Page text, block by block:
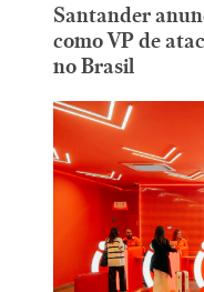
Santander
como VP de
no Brasil